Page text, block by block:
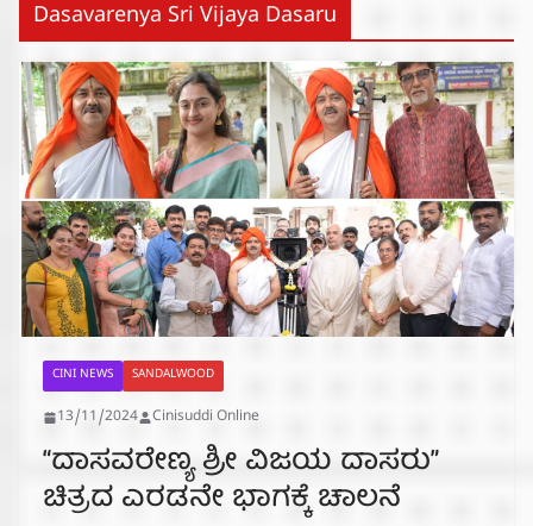
Dasavarenya Sri Vijaya Dasaru
CINI NEWS SANDALWOOD
13/11/2024 Cinisuddi Online
“ದಾಸವರೇಣ್ಯ ಶ್ರೀ ವಿಜಯ ದಾಸರು”
ಚಿತ್ರದ ಎರಡನೇ ಭಾಗಕ್ಕೆ ಚಾಲನೆ‌